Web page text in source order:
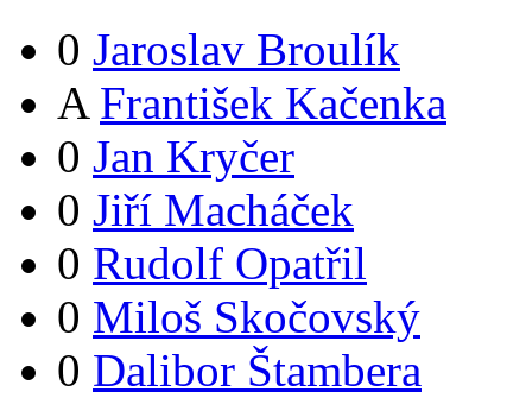
0 Jaroslav Broulík
A František Kačenka
0 Jan Kryčer
0 Jiří Macháček
0 Rudolf Opatřil
0 Miloš Skočovský
0 Dalibor Štambera